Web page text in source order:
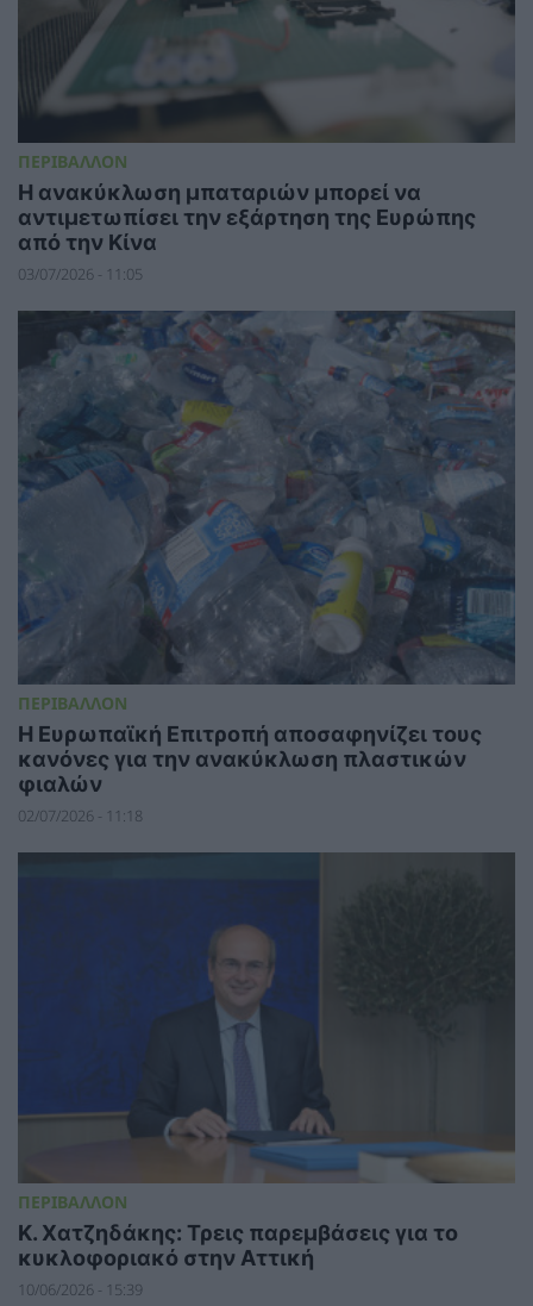
ΠΕΡΙΒΑΛΛΟΝ
Η ανακύκλωση μπαταριών μπορεί να
αντιμετωπίσει την εξάρτηση της Ευρώπης
από την Κίνα
03/07/2026 - 11:05
ΠΕΡΙΒΑΛΛΟΝ
Η Ευρωπαϊκή Επιτροπή αποσαφηνίζει τους
κανόνες για την ανακύκλωση πλαστικών
φιαλών
02/07/2026 - 11:18
ΠΕΡΙΒΑΛΛΟΝ
Κ. Χατζηδάκης: Τρεις παρεμβάσεις για το
κυκλοφοριακό στην Αττική
10/06/2026 - 15:39